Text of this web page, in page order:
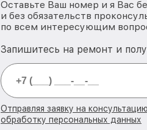
Оставьте Ваш номер и я Вас
и без обязательств
по всем интересующим
Запишитесь на ремонт и
Отправляя заявку на
обработку персональных данных